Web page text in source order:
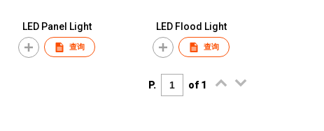
LED Panel Light
查询
LED Flood Light
查询
P. of 1